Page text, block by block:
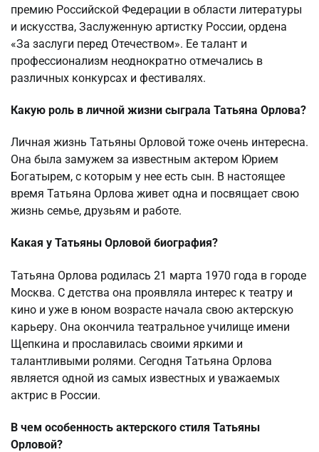
премию Российской Федерации в области литературы
и искусства, Заслуженную артистку России, ордена
«За заслуги перед Отечеством». Ее талант и
профессионализм неоднократно отмечались в
различных конкурсах и фестивалях.
Какую роль в личной жизни сыграла Татьяна Орлова?
Личная жизнь Татьяны Орловой тоже очень интересна.
Она была замужем за известным актером Юрием
Богатырем, с которым у нее есть сын. В настоящее
время Татьяна Орлова живет одна и посвящает свою
жизнь семье, друзьям и работе.
Какая у Татьяны Орловой биография?
Татьяна Орлова родилась 21 марта 1970 года в городе
Москва. С детства она проявляла интерес к театру и
кино и уже в юном возрасте начала свою актерскую
карьеру. Она окончила театральное училище имени
Щепкина и прославилась своими яркими и
талантливыми ролями. Сегодня Татьяна Орлова
является одной из самых известных и уважаемых
актрис в России.
В чем особенность актерского стиля Татьяны
Орловой?